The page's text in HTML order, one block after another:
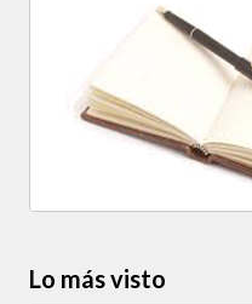
Lo más visto